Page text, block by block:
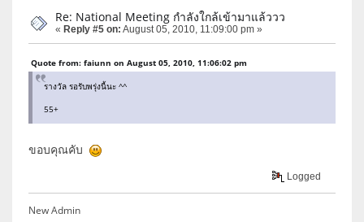
Re: National Meeting กำลังใกล้เข้ามาแล้ววว
« Reply #5 on: August 05, 2010, 11:09:00 pm »
Quote from: faiunn on August 05, 2010, 11:06:02 pm
รางวัล รอรับพรุ่งนี้นะ ^^
55+
ขอบคุณคับ
Logged
New Admin